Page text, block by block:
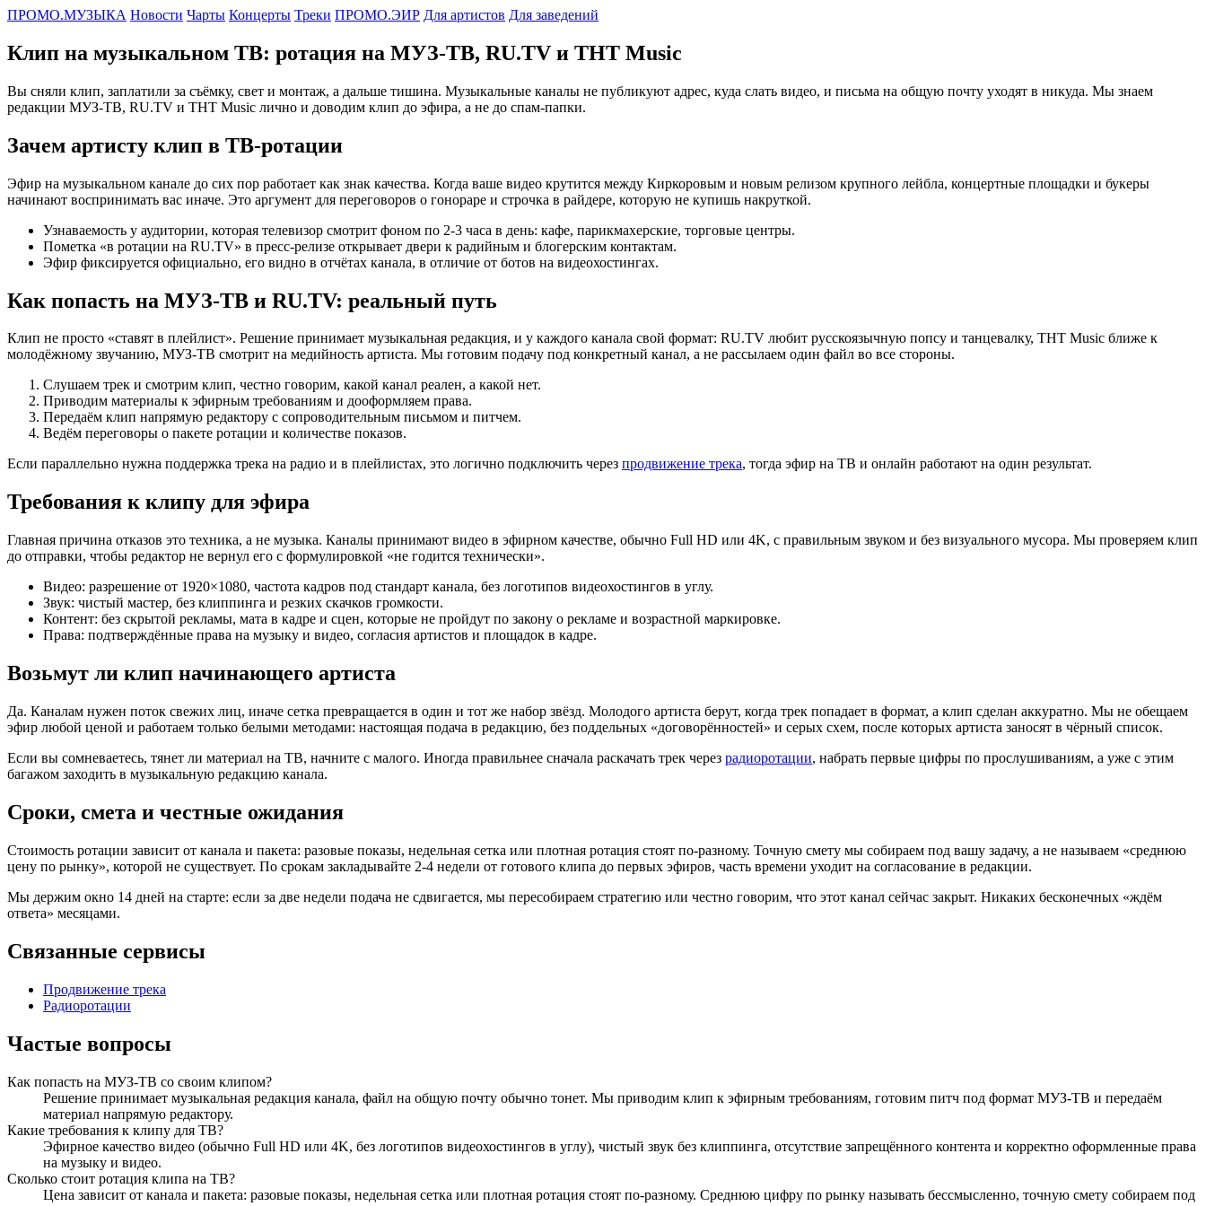
ПРОМО.МУЗЫКА Новости Чарты Концерты Треки ПРОМО.ЭИР Для артистов Для заведений
Клип на музыкальном ТВ: ротация на МУЗ-ТВ, RU.TV и ТНТ Music
Вы сняли клип, заплатили за съёмку, свет и монтаж, а дальше тишина. Музыкальные каналы не публикуют адрес, куда слать видео, и письма на общую почту уходят в никуда. Мы знаем
редакции МУЗ-ТВ, RU.TV и ТНТ Music лично и доводим клип до эфира, а не до спам-папки.
Зачем артисту клип в ТВ-ротации
Эфир на музыкальном канале до сих пор работает как знак качества. Когда ваше видео крутится между Киркоровым и новым релизом крупного лейбла, концертные площадки и букеры
начинают воспринимать вас иначе. Это аргумент для переговоров о гонораре и строчка в райдере, которую не купишь накруткой.
Узнаваемость у аудитории, которая телевизор смотрит фоном по 2-3 часа в день: кафе, парикмахерские, торговые центры.
Пометка «в ротации на RU.TV» в пресс-релизе открывает двери к радийным и блогерским контактам.
Эфир фиксируется официально, его видно в отчётах канала, в отличие от ботов на видеохостингах.
Как попасть на МУЗ-ТВ и RU.TV: реальный путь
Клип не просто «ставят в плейлист». Решение принимает музыкальная редакция, и у каждого канала свой формат: RU.TV любит русскоязычную попсу и танцевалку, ТНТ Music ближе к
молодёжному звучанию, МУЗ-ТВ смотрит на медийность артиста. Мы готовим подачу под конкретный канал, а не рассылаем один файл во все стороны.
Слушаем трек и смотрим клип, честно говорим, какой канал реален, а какой нет.
Приводим материалы к эфирным требованиям и дооформляем права.
Передаём клип напрямую редактору с сопроводительным письмом и питчем.
Ведём переговоры о пакете ротации и количестве показов.
Если параллельно нужна поддержка трека на радио и в плейлистах, это логично подключить через продвижение трека, тогда эфир на ТВ и онлайн работают на один результат.
Требования к клипу для эфира
Главная причина отказов это техника, а не музыка. Каналы принимают видео в эфирном качестве, обычно Full HD или 4K, с правильным звуком и без визуального мусора. Мы проверяем клип
до отправки, чтобы редактор не вернул его с формулировкой «не годится технически».
Видео: разрешение от 1920×1080, частота кадров под стандарт канала, без логотипов видеохостингов в углу.
Звук: чистый мастер, без клиппинга и резких скачков громкости.
Контент: без скрытой рекламы, мата в кадре и сцен, которые не пройдут по закону о рекламе и возрастной маркировке.
Права: подтверждённые права на музыку и видео, согласия артистов и площадок в кадре.
Возьмут ли клип начинающего артиста
Да. Каналам нужен поток свежих лиц, иначе сетка превращается в один и тот же набор звёзд. Молодого артиста берут, когда трек попадает в формат, а клип сделан аккуратно. Мы не обещаем
эфир любой ценой и работаем только белыми методами: настоящая подача в редакцию, без поддельных «договорённостей» и серых схем, после которых артиста заносят в чёрный список.
Если вы сомневаетесь, тянет ли материал на ТВ, начните с малого. Иногда правильнее сначала раскачать трек через радиоротации, набрать первые цифры по прослушиваниям, а уже с этим
багажом заходить в музыкальную редакцию канала.
Сроки, смета и честные ожидания
Стоимость ротации зависит от канала и пакета: разовые показы, недельная сетка или плотная ротация стоят по-разному. Точную смету мы собираем под вашу задачу, а не называем «среднюю
цену по рынку», которой не существует. По срокам закладывайте 2-4 недели от готового клипа до первых эфиров, часть времени уходит на согласование в редакции.
Мы держим окно 14 дней на старте: если за две недели подача не сдвигается, мы пересобираем стратегию или честно говорим, что этот канал сейчас закрыт. Никаких бесконечных «ждём
ответа» месяцами.
Связанные сервисы
Продвижение трека
Радиоротации
Частые вопросы
Как попасть на МУЗ-ТВ со своим клипом?
Решение принимает музыкальная редакция канала, файл на общую почту обычно тонет. Мы приводим клип к эфирным требованиям, готовим питч под формат МУЗ-ТВ и передаём
материал напрямую редактору.
Какие требования к клипу для ТВ?
Эфирное качество видео (обычно Full HD или 4K, без логотипов видеохостингов в углу), чистый звук без клиппинга, отсутствие запрещённого контента и корректно оформленные права
на музыку и видео.
Сколько стоит ротация клипа на ТВ?
Цена зависит от канала и пакета: разовые показы, недельная сетка или плотная ротация стоят по-разному. Среднюю цифру по рынку называть бессмысленно, точную смету собираем под